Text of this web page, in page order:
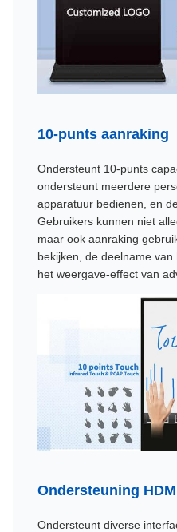
10-punts aanraking
Ondersteunt 10-punts
ondersteunt meerdere
apparatuur bedienen, en
Gebruikers kunnen niet
maar ook aanraking
bekijken, de deelname
het weergave-effect van
Ondersteuning
Ondersteunt diverse